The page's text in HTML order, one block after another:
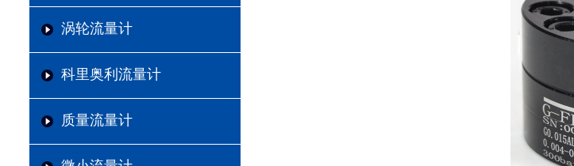
涡轮流量计
科里奥利流量计
质量流量计